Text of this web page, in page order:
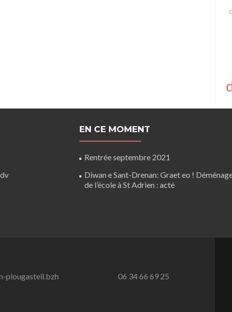
EN CE MOMENT
Rentrée septembre 2021
Diwan e Sant-Drenan: Graet eo !
de l’école à St Adrien : acté
plougastell.bzh 06 34 66 69 25